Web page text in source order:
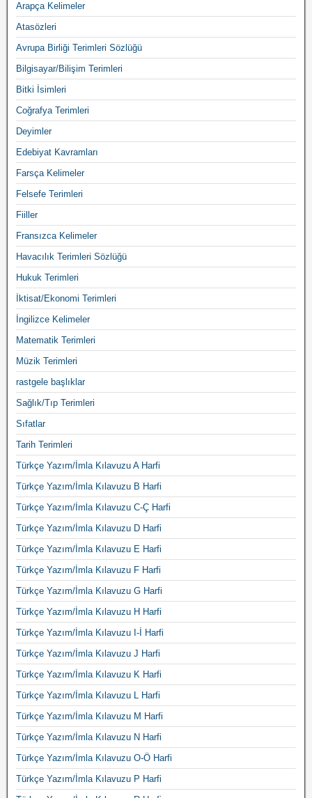
Arapça Kelimeler
Atasözleri
Avrupa Birliği Terimleri Sözlüğü
Bilgisayar/Bilişim Terimleri
Bitki İsimleri
Coğrafya Terimleri
Deyimler
Edebiyat Kavramları
Farsça Kelimeler
Felsefe Terimleri
Fiiller
Fransızca Kelimeler
Havacılık Terimleri Sözlüğü
Hukuk Terimleri
İktisat/Ekonomi Terimleri
İngilizce Kelimeler
Matematik Terimleri
Müzik Terimleri
rastgele başlıklar
Sağlık/Tıp Terimleri
Sıfatlar
Tarih Terimleri
Türkçe Yazım/İmla Kılavuzu A Harfi
Türkçe Yazım/İmla Kılavuzu B Harfi
Türkçe Yazım/İmla Kılavuzu C-Ç Harfi
Türkçe Yazım/İmla Kılavuzu D Harfi
Türkçe Yazım/İmla Kılavuzu E Harfi
Türkçe Yazım/İmla Kılavuzu F Harfi
Türkçe Yazım/İmla Kılavuzu G Harfi
Türkçe Yazım/İmla Kılavuzu H Harfi
Türkçe Yazım/İmla Kılavuzu I-İ Harfi
Türkçe Yazım/İmla Kılavuzu J Harfi
Türkçe Yazım/İmla Kılavuzu K Harfi
Türkçe Yazım/İmla Kılavuzu L Harfi
Türkçe Yazım/İmla Kılavuzu M Harfi
Türkçe Yazım/İmla Kılavuzu N Harfi
Türkçe Yazım/İmla Kılavuzu O-Ö Harfi
Türkçe Yazım/İmla Kılavuzu P Harfi